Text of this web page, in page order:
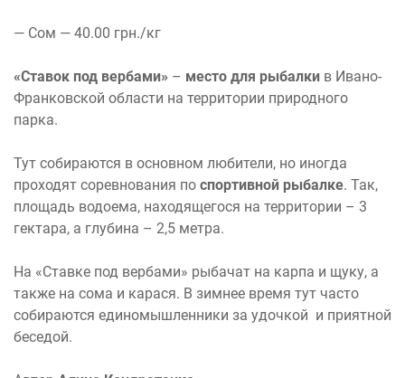
— Сом — 40.00 грн./кг
«Ставок под вербами» – место для рыбалки в Ивано-
Франковской области на территории природного
парка.
Тут собираются в основном любители, но иногда
проходят соревнования по спортивной рыбалке. Так,
площадь водоема, находящегося на территории – 3
гектара, а глубина – 2,5 метра.
На «Ставке под вербами» рыбачат на карпа и щуку, а
также на сома и карася. В зимнее время тут часто
собираются единомышленники за удочкой и приятной
беседой.